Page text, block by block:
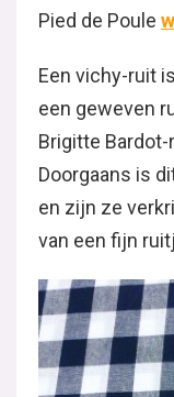
Pied de Poule
Een vichy-ruit
een geweven
Brigitte
Doorgaans is
en zijn ze
van een fijn